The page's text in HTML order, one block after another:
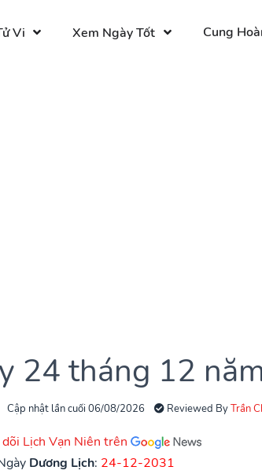
Vi Xem Ngày Tốt Cung
24 tháng 12
Cập nhật lần cuối 06/08/2026 Reviewed ByTrần
Lịch Vạn Niên trên
Dương Lịch: 24-12-2031